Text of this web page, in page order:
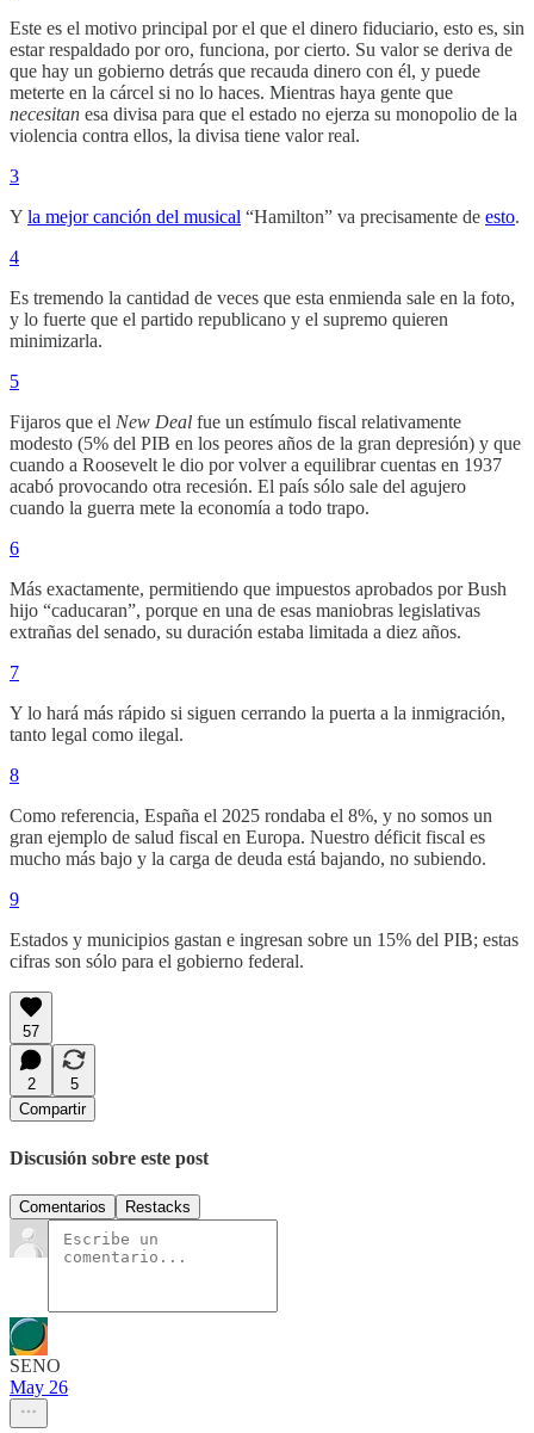
Este es el motivo principal por el que el dinero fiduciario, esto es, sin
estar respaldado por oro, funciona, por cierto. Su valor se deriva de
que hay un gobierno detrás que recauda dinero con él, y puede
meterte en la cárcel si no lo haces. Mientras haya gente que
necesitan esa divisa para que el estado no ejerza su monopolio de la
violencia contra ellos, la divisa tiene valor real.
3
Y la mejor canción del musical “Hamilton” va precisamente de esto.
4
Es tremendo la cantidad de veces que esta enmienda sale en la foto,
y lo fuerte que el partido republicano y el supremo quieren
minimizarla.
5
Fijaros que el New Deal fue un estímulo fiscal relativamente
modesto (5% del PIB en los peores años de la gran depresión) y que
cuando a Roosevelt le dio por volver a equilibrar cuentas en 1937
acabó provocando otra recesión. El país sólo sale del agujero
cuando la guerra mete la economía a todo trapo.
6
Más exactamente, permitiendo que impuestos aprobados por Bush
hijo “caducaran”, porque en una de esas maniobras legislativas
extrañas del senado, su duración estaba limitada a diez años.
7
Y lo hará más rápido si siguen cerrando la puerta a la inmigración,
tanto legal como ilegal.
8
Como referencia, España el 2025 rondaba el 8%, y no somos un
gran ejemplo de salud fiscal en Europa. Nuestro déficit fiscal es
mucho más bajo y la carga de deuda está bajando, no subiendo.
9
Estados y municipios gastan e ingresan sobre un 15% del PIB; estas
cifras son sólo para el gobierno federal.
57
2
5
Compartir
Discusión sobre este post
Comentarios Restacks
SENO
May 26